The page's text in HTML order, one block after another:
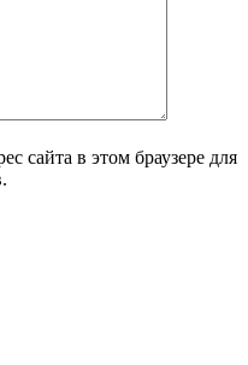
сайта в этом браузере для